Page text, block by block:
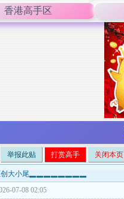
香港高手区
举报此贴 打赏高手 关闭本页
创大小尾▂▂▂▂▂▂▂▂
07-08 02:05